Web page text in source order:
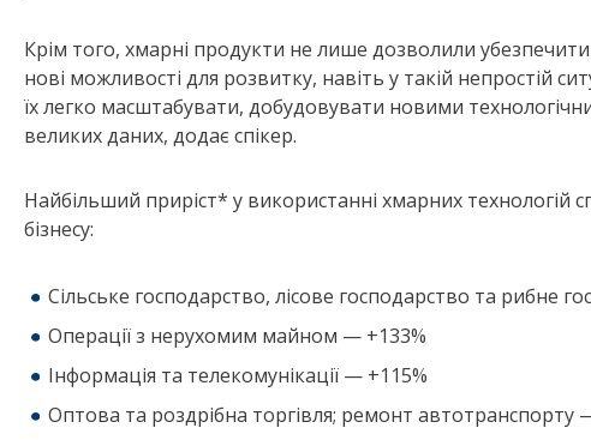
Крім того, хмарні продукти не лише дозволили
нові можливості для розвитку, навіть у такій непростій
їх легко масштабувати, добудовувати новими
великих даних, додає спікер.
Найбільший приріст* у використанні хмарних технологій
бізнесу:
Сільське господарство, лісове господарство та рибне
Операції з нерухомим майном — +133%
Інформація та телекомунікації — +115%
Оптова та роздрібна торгівля; ремонт автотранспорту